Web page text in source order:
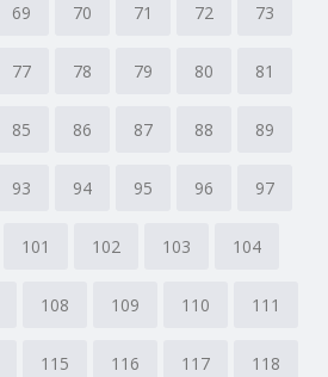
69 70 71 72 73
77 78 79 80 81
85 86 87 88 89
93 94 95 96 97
101 102 103 104
108 109 110 111
115 116 117 118